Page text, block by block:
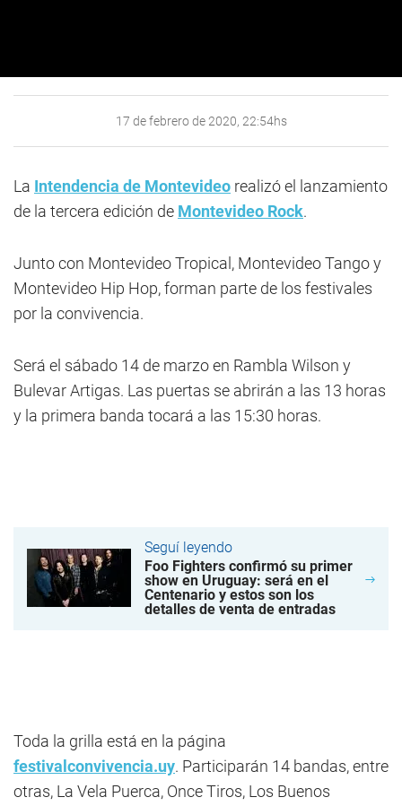
17 de febrero de 2020, 22:54hs
La Intendencia de Montevideo realizó el lanzamiento
de la tercera edición de Montevideo Rock.
Junto con Montevideo Tropical, Montevideo Tango y
Montevideo Hip Hop, forman parte de los festivales
por la convivencia.
Será el sábado 14 de marzo en Rambla Wilson y
Bulevar Artigas. Las puertas se abrirán a las 13 horas
y la primera banda tocará a las 15:30 horas.
Seguí leyendo
Foo Fighters confirmó su primer
show en Uruguay: será en el
Centenario y estos son los
detalles de venta de entradas
Toda la grilla está en la página
festivalconvivencia.uy. Participarán 14 bandas, entre
otras, La Vela Puerca, Once Tiros, Los Buenos